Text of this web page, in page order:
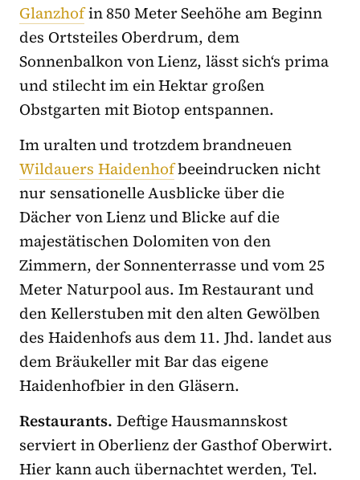
Glanzhofin 850 Meter Seehöhe am Beginn
des Ortsteiles Oberdrum, dem
Sonnenbalkon von Lienz, lässt sich‘s prima
und stilecht im ein Hektar großen
Obstgarten mit Biotop entspannen.
Im uralten und trotzdem brandneuen
Wildauers Haidenhofbeeindrucken nicht
nur sensationelle Ausblicke über die
Dächer von Lienz und Blicke auf die
majestätischen Dolomiten von den
Zimmern, der Sonnenterrasse und vom 25
Meter Naturpool aus. Im Restaurant und
den Kellerstuben mit den alten Gewölben
des Haidenhofs aus dem 11. Jhd. landet aus
dem Bräukeller mit Bar das eigene
Haidenhofbier in den Gläsern.
Restaurants. Deftige Hausmannskost
serviert in Oberlienz der Gasthof Oberwirt.
Hier kann auch übernachtet werden, Tel.